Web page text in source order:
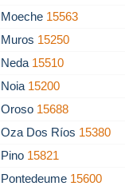
Moeche 15563
Muros 15250
Neda 15510
Noia 15200
Oroso 15688
Oza Dos Ríos 15380
Pino 15821
Pontedeume 15600